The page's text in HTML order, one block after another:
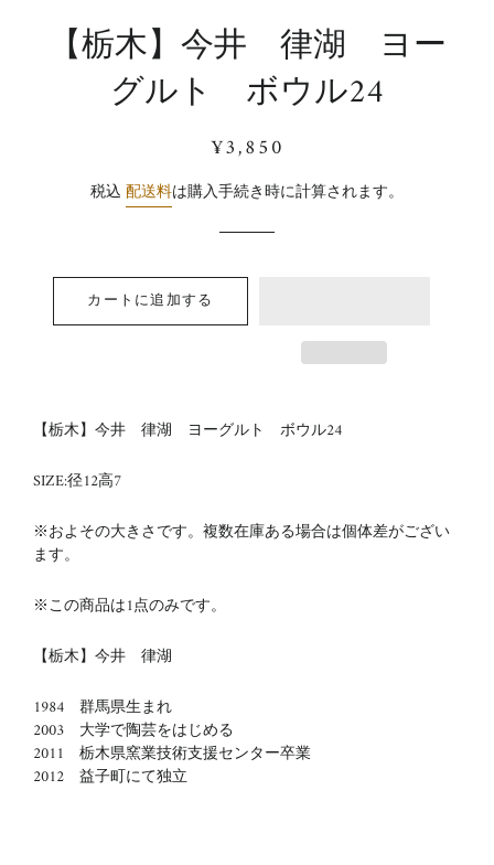
【栃木】今井 律湖 ヨー
グルト ボウル24
通
価
販
価
¥3,850
税込 配送料は購入手続き時に計算されます。
カートに追加する
【栃木】今井 律湖 ヨーグルト ボウル24
SIZE:径12高7
※およその大きさです。複数在庫ある場合は個体差がござい
ます。
※この商品は1点のみです。
【栃木】今井 律湖
1984 群馬県生まれ
2003 大学で陶芸をはじめる
2011 栃木県窯業技術支援センター卒業
2012 益子町にて独立